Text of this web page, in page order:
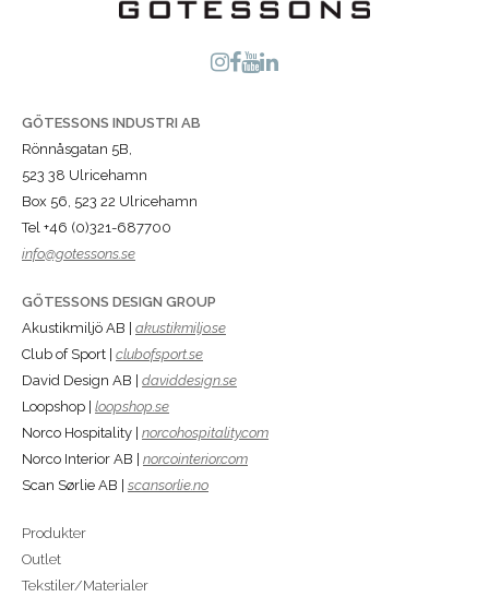
GÖTESSONS INDUSTRI AB
Rönnåsgatan 5B,
523 38 Ulricehamn
Box 56, 523 22 Ulricehamn
Tel +46 (0)321-687700
info@gotessons.se
GÖTESSONS DESIGN GROUP
Akustikmiljö AB | akustikmiljo.se
Club of Sport | clubofsport.se
David Design AB | daviddesign.se
Loopshop | loopshop.se
Norco Hospitality | norcohospitality.com
Norco Interior AB | norcointerior.com
Scan Sørlie AB | scansorlie.no
Produkter
Outlet
Tekstiler/Materialer